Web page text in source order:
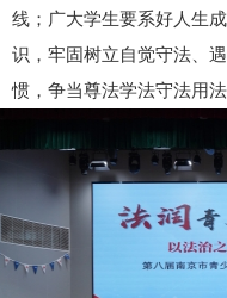
线；广大学生要系好人生
识，牢固树立自觉守法、
惯，争当尊法学法守法用法